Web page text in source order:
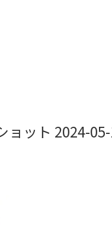
ョット 2024-